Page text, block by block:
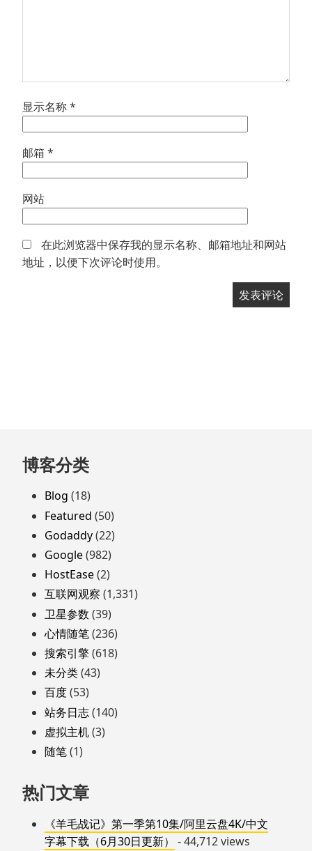
显示名称*
邮箱 *
网站
在此浏览器中保存我的显示名称、邮箱地址和网站
地址，以便下次评论时使用。
跳
至
页
脚
博客分类
Blog (18)
Featured (50)
Godaddy(22)
Google(982)
HostEase(2)
互联网观察 (1,331)
卫星参数 (39)
心情随笔(236)
搜索引擎(618)
未分类(43)
百度(53)
站务日志(140)
虚拟主机(3)
随笔(1)
热门文章
《羊毛战记》第一季第10集/阿里云盘4K/中文
字幕下载（6月30日更新）
- 44,712 views